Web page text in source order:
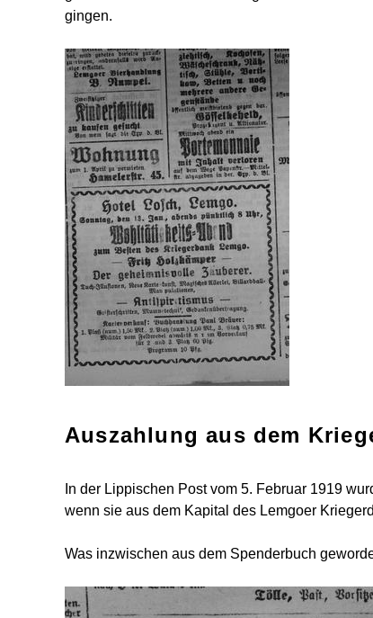
gingen.
Auszahlung aus dem
In der Lippischen Post vom 5. Februar 1919
wenn sie aus dem Kapital des Lemgoer
Was inzwischen aus dem Spenderbuch